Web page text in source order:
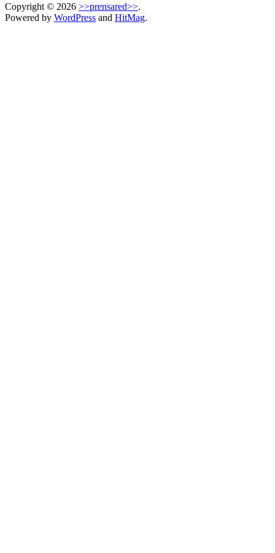
Copyright © 2026 >>prensared>>.
Powered by WordPress and HitMag.